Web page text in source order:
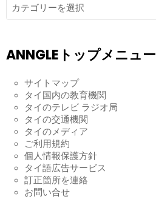
事
ゴ
リ
ANNGLEトップメニュー
サイトマップ
タイ国内の教育機関
タイのテレビ ラジオ局
タイの交通機関
タイのメディア
ご利用規約
個人情報保護方針
タイ語広告サービス
訂正箇所を連絡
お問い合せ